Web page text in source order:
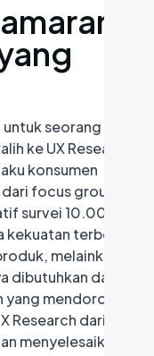
seorang
ke UX Research:
konsumen
focus group
survei 10.000+
terbesar
melainkan
dibutuhkan dan
mendorong
Research dari
menyelesaikan 3